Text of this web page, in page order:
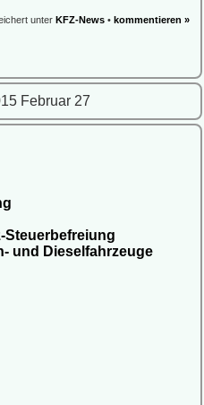
Februar 27
Steuerbefreiung
und Dieselfahrzeuge
unter KFZ-News • kommentieren »